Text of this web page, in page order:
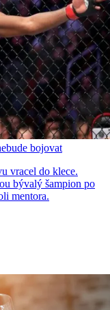
bojovat
vracel do klece.
bývalý šampion po
mentora.